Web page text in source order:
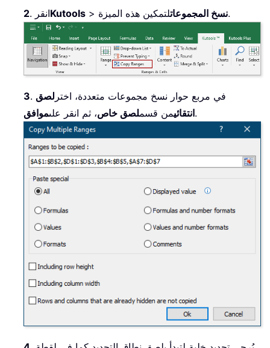
2 . انقرKutools > نسخ المجموعاتلتمكين هذه الميزة.
3 . في مربع حوار نسخ مجموعات متعددة، اختر لصق
انتقائيمن قسملصق خاص، ثم انقر علىموافق .